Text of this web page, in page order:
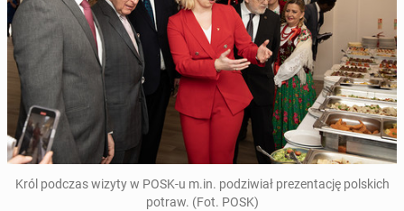
Król podczas wizyty w POSK-u m.in. po­dzi­wiał pre­zen­ta­cję pol­skich
potraw. (Fot. POSK)